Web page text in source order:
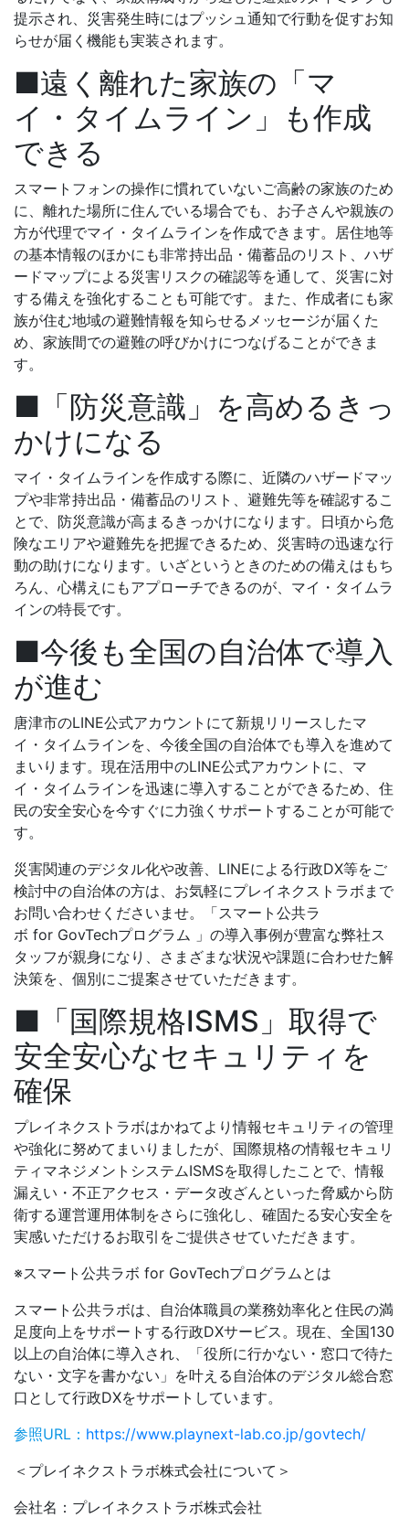
提示され、災害発生時にはプッシュ通知で行動を促すお知
らせが届く機能も実装されます。
■遠く離れた家族の「マ
イ・タイムライン」も作成
できる
スマートフォンの操作に慣れていないご高齢の家族のため
に、離れた場所に住んでいる場合でも、お子さんや親族の
方が代理でマイ・タイムラインを作成できます。居住地等
の基本情報のほかにも非常持出品・備蓄品のリスト、ハザ
ードマップによる災害リスクの確認等を通して、災害に対
する備えを強化することも可能です。また、作成者にも家
族が住む地域の避難情報を知らせるメッセージが届くた
め、家族間での避難の呼びかけにつなげることができま
す。
■「防災意識」を高めるきっ
かけになる
マイ・タイムラインを作成する際に、近隣のハザードマッ
プや非常持出品・備蓄品のリスト、避難先等を確認するこ
とで、防災意識が高まるきっかけになります。日頃から危
険なエリアや避難先を把握できるため、災害時の迅速な行
動の助けになります。いざというときのための備えはもち
ろん、心構えにもアプローチできるのが、マイ・タイムラ
インの特長です。
■今後も全国の自治体で導入
が進む
唐津市のLINE公式アカウントにて新規リリースしたマ
イ・タイムラインを、今後全国の自治体でも導入を進めて
まいります。現在活用中のLINE公式アカウントに、マ
イ・タイムラインを迅速に導入することができるため、住
民の安全安心を今すぐに力強くサポートすることが可能で
す。
災害関連のデジタル化や改善、LINEによる行政DX等をご
検討中の自治体の方は、お気軽にプレイネクストラボまで
お問い合わせくださいませ。「スマート公共ラ
ボ for GovTechプログラム 」の導入事例が豊富な弊社ス
タッフが親身になり、さまざまな状況や課題に合わせた解
決策を、個別にご提案させていただきます。
■「国際規格ISMS」取得で
安全安心なセキュリティを
確保
プレイネクストラボはかねてより情報セキュリティの管理
や強化に努めてまいりましたが、国際規格の情報セキュリ
ティマネジメントシステムISMSを取得したことで、情報
漏えい・不正アクセス・データ改ざんといった脅威から防
衛する運営運用体制をさらに強化し、確固たる安心安全を
実感いただけるお取引をご提供させていただきます。
※スマート公共ラボ for GovTechプログラムとは
スマート公共ラボは、自治体職員の業務効率化と住民の満
足度向上をサポートする行政DXサービス。現在、全国130
以上の自治体に導入され、「役所に行かない・窓口で待た
ない・文字を書かない」を叶える自治体のデジタル総合窓
口として行政DXをサポートしています。
参照URL： https://www.playnext-lab.co.jp/govtech/
＜プレイネクストラボ株式会社について＞
会社名：プレイネクストラボ株式会社